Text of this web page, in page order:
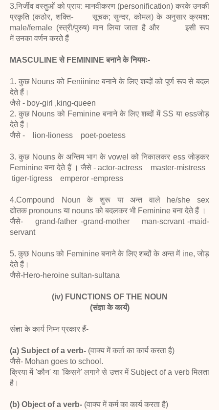
3.निर्जीव वस्तुओं को प्राय: मानवीकरण (personification) करके उनकी
प्रकृति (कठोर, शक्ति- सूचक; सुन्दर, कोमल) के अनुसार क्रमश:
male/female (स्त्री/पुरुष) मान लिया जाता है और इसी रूप
में उनका वर्णन करते हैं
MASCULINE से FEMININE बनाने के नियमः-
1. कुछ Nouns को Feniinine बनाने के लिए शब्दों को पूर्ण रूप से बदल
देते हैं।
जैसे - boy-girl ,king-queen
2. कुछ Nouns को Feminine बनाने के लिए शब्दों में SS या essजोड़
देते हैं।
जैसे - lion-lioness poet-poetess
3. कुछ Nouns के अन्तिम भाग के vowel को निकालकर ess जोड़कर
Feminine बना देते हैं । जैसे - actor-actress master-mistress
tiger-tigress emperor -empress
4.Compound Noun के शुरू या अन्त वाले he/she sex
द्योतक pronouns या nouns को बदलकर भी Feminine बना देते हैं ।
जैसे- grand-father -grand-mother man-scrvant -maid-
servant
5. कुछ Nouns को Feminine बनाने के लिए शब्दों के अन्त में ine, जोड़
देते हैं।
जैसे-Hero-heroine sultan-sultana
(iv) FUNCTIONS OF THE NOUN
(संज्ञा के कार्य)
संज्ञा के कार्य निम्न प्रकार हैं-
(a) Subject of a verb- (वाक्य में कर्ता का कार्य करता है)
जैसे- Mohan goes to school.
क्रिया में 'कौन' या 'किसने' लगाने से उत्तर में Subject of a verb मिलता
है।
(b) Object of a verb- (वाक्य में कर्म का कार्य करता है)